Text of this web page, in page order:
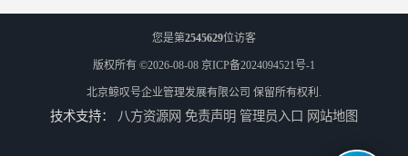
您是第2545629位访客
版权所有 ©2026-08-08 京ICP备2024094521号-1
北京鲸叹号企业管理发展有限公司 保留所有权利.
技术支持： 八方资源网 免责声明 管理员入口 网站地图